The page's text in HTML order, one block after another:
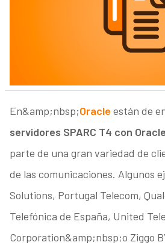
En&amp;nbsp;Oracle están de
servidores SPARC T4 con
parte de una gran variedad de
de las comunicaciones. Algunos
Solutions, Portugal Telecom,
Telefónica de España, United
Corporation&amp;nbsp;o Ziggo